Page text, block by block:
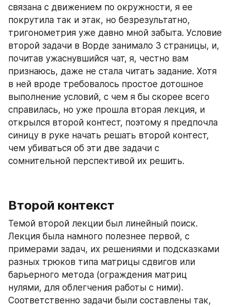
связана с движением по окружности, я ее
покрутила так и этак, но безрезультатно,
тригонометрия уже давно мной забыта. Условие
второй задачи в Ворде занимало 3 страницы, и,
почитав ужаснувшийся чат, я, честно вам
признаюсь, даже не стала читать задание. Хотя
в ней вроде требовалось простое дотошное
выполнение условий, с чем я бы скорее всего
справилась, но уже прошла вторая лекция, и
открылся второй контест, поэтому я предпочла
синицу в руке начать решать второй контест,
чем убиваться об эти две задачи с
сомнительной перспективой их решить.
Второй контекст
Темой второй лекции был линейный поиск.
Лекция была намного полезнее первой, с
примерами задач, их решениями и подсказками
разных трюков типа матрицы сдвигов или
барьерного метода (ограждения матриц
нулями, для облегчения работы с ними).
Соответственно задачи были составлены так,